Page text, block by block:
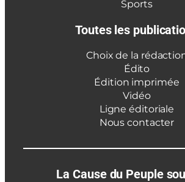
Sports
Toutes les
Choix de la
Édito
Édition imprimée
Vidéo
Ligne éditoriale
Nous contacter
La Cause du Peuple